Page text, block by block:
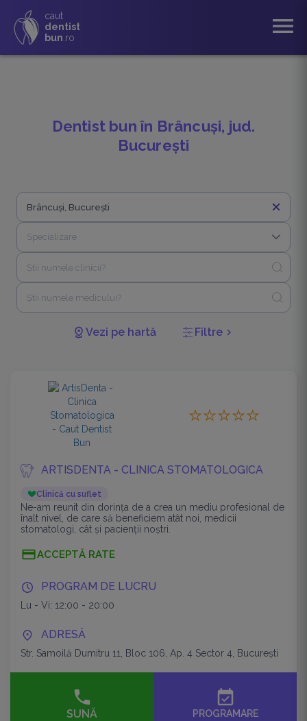
caut
dentist
bun .ro menu
Dentist bun în Brâncuși, jud.
București
close
close
Specializare
Vezi pe hartă Filtre chevron_right
ARTISDENTA - CLINICA STOMATOLOGICA
Clinică cu suflet
Ne-am reunit din dorinţa de a crea un mediu profesional de
înalt nivel, de care să beneficiem atât noi, medicii
stomatologi, cât şi pacienţii noştri.
Echipa este alcătuită din profesionişti specializaţi în diferite
ramuri ale medicinei dentare, astfel încât, împreună, să
particularităţilor fiecărui caz ce ne trece pragul.
ACCEPTĂ RATE
PROGRAM DE LUCRU
Lu - Vi: 12:00 - 20:00
ADRESĂ
Str. Samoilă Dumitru 11, Bloc 106, Ap. 4 Sector 4, București
SUNĂ
event_available
PROGRAMARE